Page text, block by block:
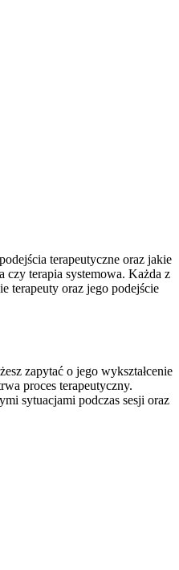
terapeutyczne oraz jakie
czy terapia systemowa. Każda z
terapeuty oraz jego podejście
zapytać o jego wykształcenie
proces terapeutyczny.
sytuacjami podczas sesji oraz